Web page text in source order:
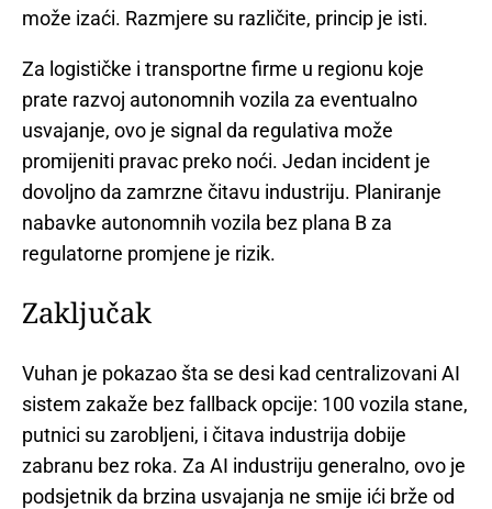
može izaći. Razmjere su različite, princip je isti.
Za logističke i transportne firme u regionu koje
prate razvoj autonomnih vozila za eventualno
usvajanje, ovo je signal da regulativa može
promijeniti pravac preko noći. Jedan incident je
dovoljno da zamrzne čitavu industriju. Planiranje
nabavke autonomnih vozila bez plana B za
regulatorne promjene je rizik.
Zaključak
Vuhan je pokazao šta se desi kad centralizovani AI
sistem zakaže bez fallback opcije: 100 vozila stane,
putnici su zarobljeni, i čitava industrija dobije
zabranu bez roka. Za AI industriju generalno, ovo je
podsjetnik da brzina usvajanja ne smije ići brže od